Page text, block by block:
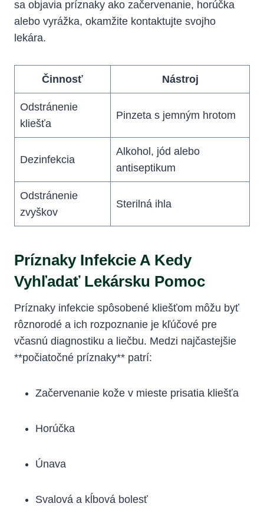
sa objavia príznaky ako‌ začervenanie, horúčka
alebo vyrážka, okamžite‌ kontaktujte svojho
lekára.
Činnosť Nástroj
Odstránenie
kliešťa
Pinzeta s ‍jemným hrotom
Dezinfekcia
Alkohol, jód alebo
antiseptikum
Odstránenie
zvyškov
Sterilná ihla
Príznaky Infekcie A Kedy
Vyhľadať Lekársku Pomoc
Príznaky infekcie spôsobené kliešťom môžu byť
rôznorodé ⁤a ich‍ rozpoznanie je‌ kľúčové pre​
včasnú diagnostiku a liečbu. Medzi najčastejšie
**počiatočné príznaky** patrí:
Začervenanie kože v mieste prisatia‍ kliešťa
Horúčka
Únava
Svalová a kĺbová bolesť